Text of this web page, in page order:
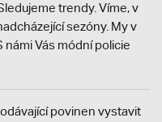
trendy. Víme, v
sezóny. My v
námi Vás módní policie
povinen vystavit